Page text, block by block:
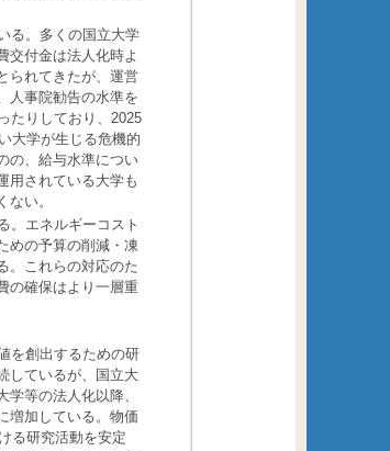
る。多くの国立大学
交付金は法人化時よ
られてきたが、運営
人事院勧告の水準を
りしており、 2025
大学が生じる危機的
の、給与水準につい
用されている大学も
い。
。エネルギーコスト
めの予算の削減・凍
。これらの対応のた
の確保はより一層重
を創出するための研
しているが、国立大
等の法人化以降、
増加している。物価
る研究活動を安定